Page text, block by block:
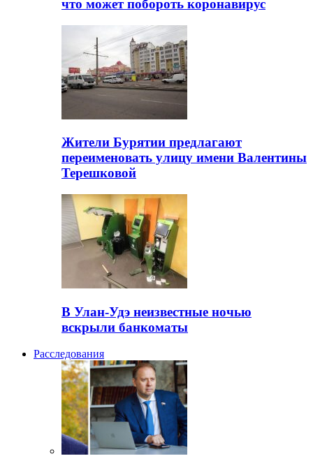
что может побороть коронавирус
Жители Бурятии предлагают
переименовать улицу имени Валентины
Терешковой
В Улан-Удэ неизвестные ночью
вскрыли банкоматы
Расследования